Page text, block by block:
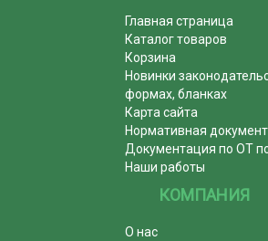
Главная страница
Каталог товаров
Корзина
Новинки
формах, бланках
Карта сайта
Нормативная
Документация по ОТ
Наши работы
КОМПАНИЯ
О нас